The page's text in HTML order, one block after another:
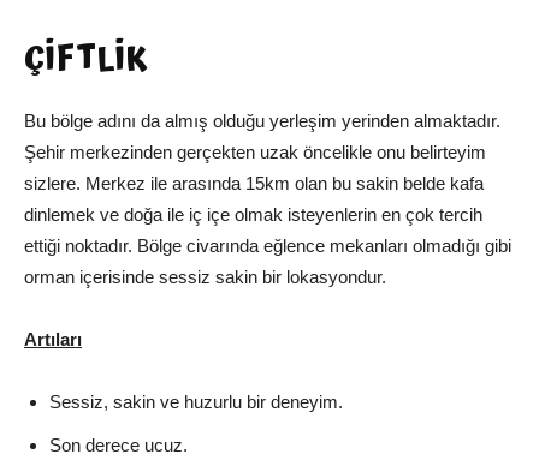
ÇİFTLİK
Bu bölge adını da almış olduğu yerleşim yerinden almaktadır.
Şehir merkezinden gerçekten uzak öncelikle onu belirteyim
sizlere. Merkez ile arasında 15km olan bu sakin belde kafa
dinlemek ve doğa ile iç içe olmak isteyenlerin en çok tercih
ettiği noktadır. Bölge civarında eğlence mekanları olmadığı gibi
orman içerisinde sessiz sakin bir lokasyondur.
Artıları
Sessiz, sakin ve huzurlu bir deneyim.
Son derece ucuz.